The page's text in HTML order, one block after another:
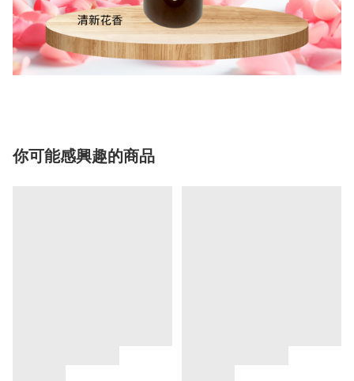
你可能感興趣的商品